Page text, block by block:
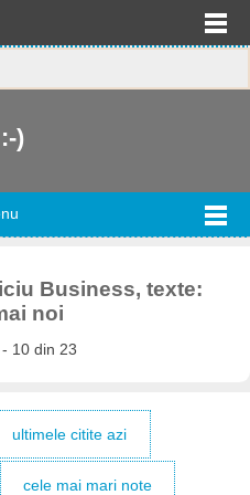
)
Business, texte:
noi
10 din 23
ultimele citite azi
cele mai mari note